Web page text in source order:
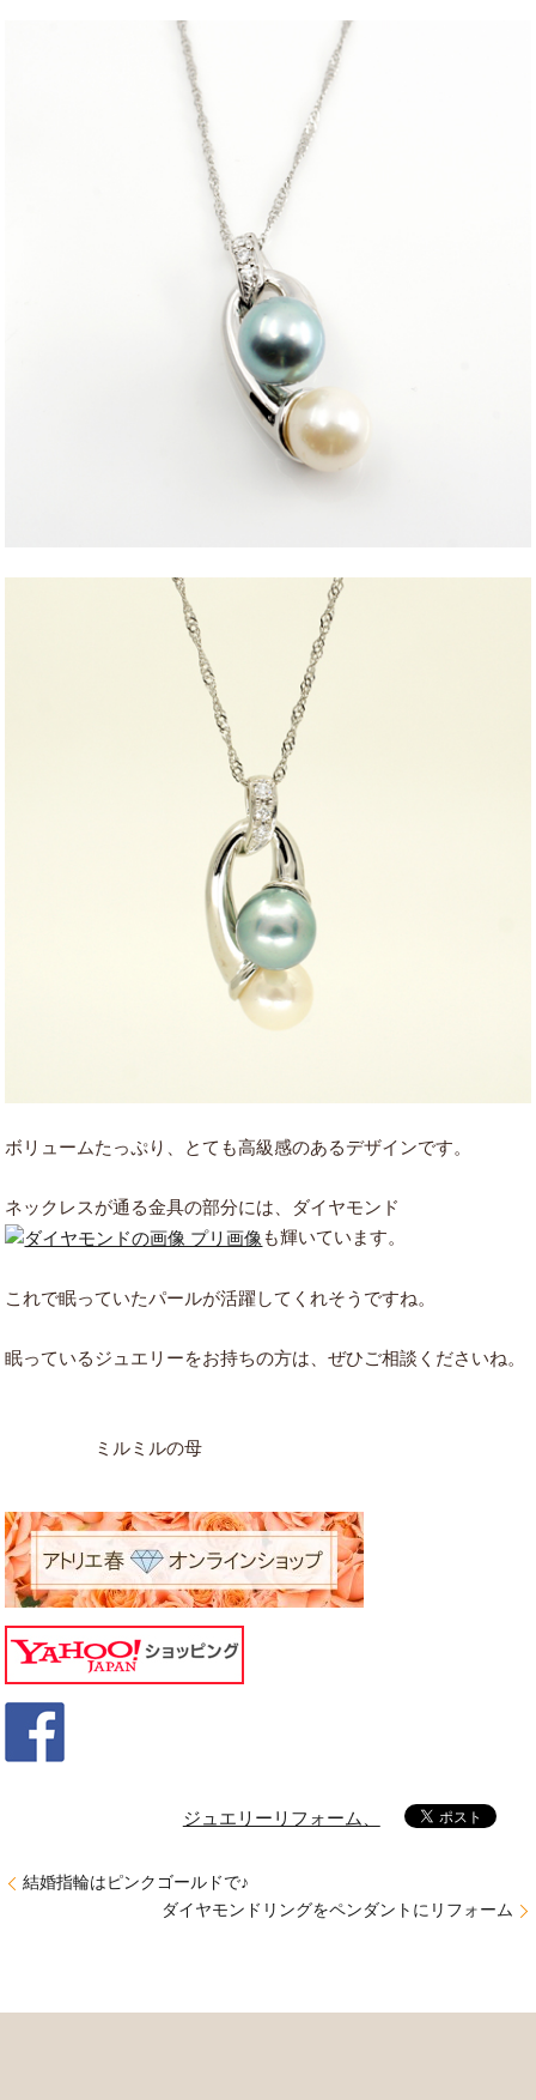
ボリュームたっぷり、とても高級感のあるデザインです。
ネックレスが通る金具の部分には、ダイヤモンド
も輝いています。
これで眠っていたパールが活躍してくれそうですね。
眠っているジュエリーをお持ちの方は、ぜひご相談くださいね。
ミルミルの母
ジュエリーリフォーム、
結婚指輪はピンクゴールドで♪
ダイヤモンドリングをペンダントにリフォーム